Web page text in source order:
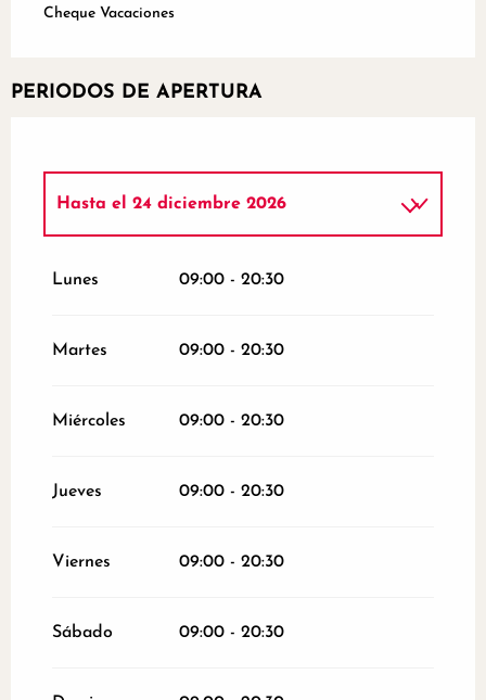
Cheque Vacaciones
PERIODOS DE APERTURA
Hasta el 24 diciembre 2026
2026
Lunes 09:00 - 20:30
Martes 09:00 - 20:30
Miércoles 09:00 - 20:30
Jueves 09:00 - 20:30
Viernes 09:00 - 20:30
Sábado 09:00 - 20:30